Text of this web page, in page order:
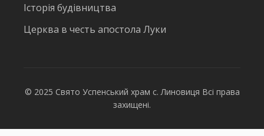
Історія будівництва
Церква в честь апостола Луки
© 2025 Свято Успенський храм с. Линовиця Всі права
захищені.